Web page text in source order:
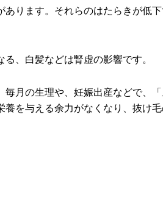
ります。それらのはたらきが低下
、白髪などは腎虚の影響です。
月の生理や、妊娠出産などで、「
を与える余力がなくなり、抜け毛